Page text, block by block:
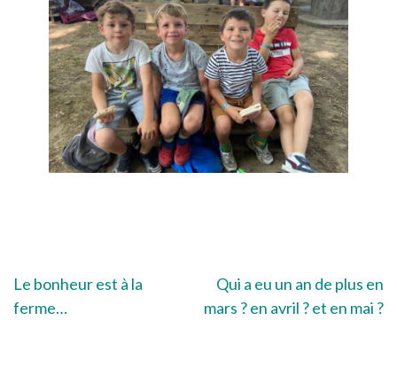
Navigation
Le bonheur est à la
ferme…
Qui a eu un an de plus en
mars ? en avril ? et en mai ?